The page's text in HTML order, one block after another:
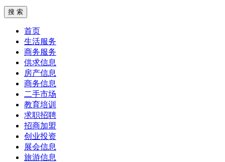
首页
生活服务
商务服务
供求信息
房产信息
商务信息
二手市场
教育培训
求职招聘
招商加盟
创业投资
展会信息
旅游信息